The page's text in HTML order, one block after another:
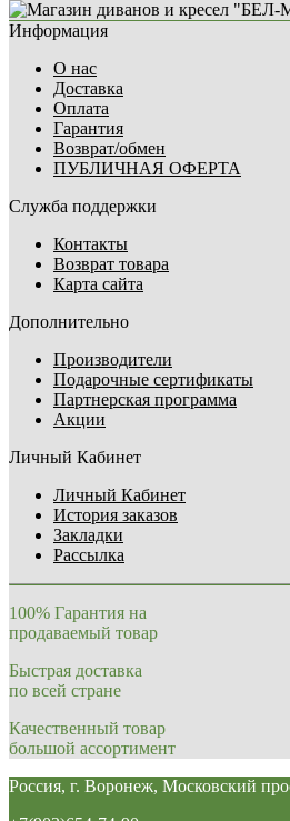
Информация
О нас
Доставка
Оплата
Гарантия
Возврат/обмен
ПУБЛИЧНАЯ ОФЕРТА
Служба поддержки
Контакты
Возврат товара
Карта сайта
Дополнительно
Производители
Подарочные сертификаты
Партнерская программа
Акции
Личный Кабинет
Личный Кабинет
История заказов
Закладки
Рассылка
100% Гарантия на
продаваемый товар
Быстрая доставка
по всей стране
Качественный товар
большой ассортимент
Россия, г. Воронеж, Московский